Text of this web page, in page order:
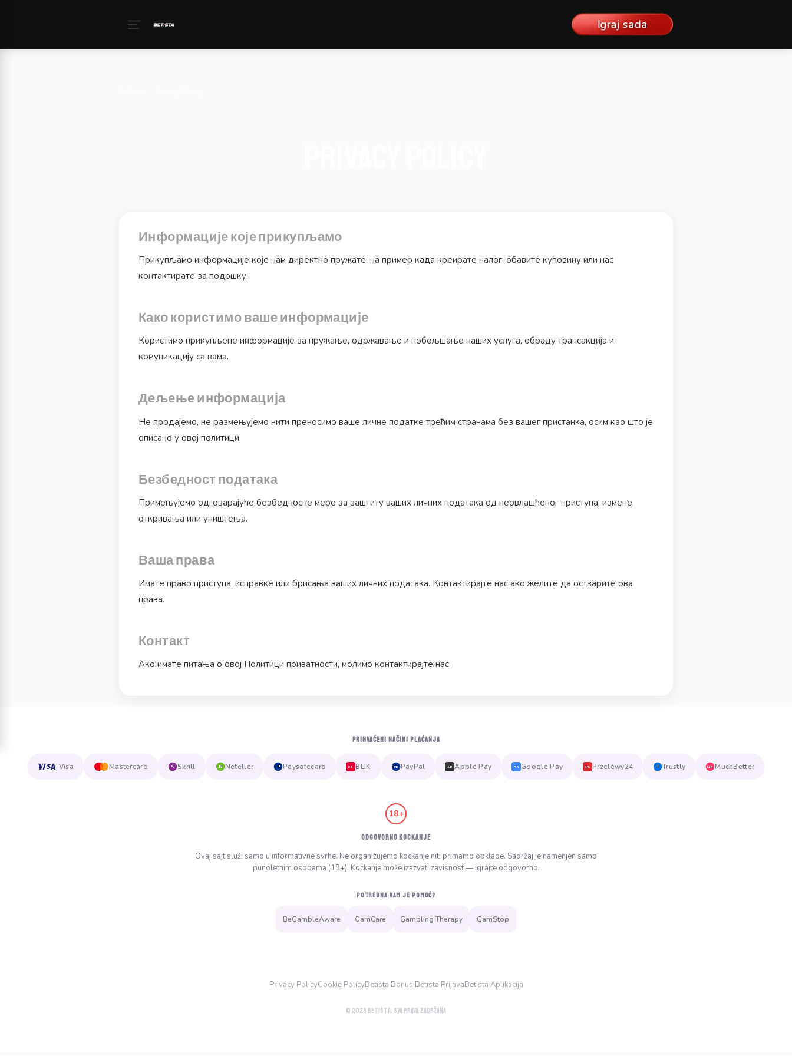
Igraj sada
Информације које прикупљамо
Прикупљамо информације које нам директно пружате, на пример када креирате налог, обавите куповину или нас
контактирате за подршку.
Како користимо ваше информације
Користимо прикупљене информације за пружање, одржавање и побољшање наших услуга, обраду трансакција и
комуникацију са вама.
Дељење информација
Не продајемо, не размењујемо нити преносимо ваше личне податке трећим странама без вашег пристанка, осим као што је
описано у овој политици.
Безбедност података
Примењујемо одговарајуће безбедносне мере за заштиту ваших личних података од неовлашћеног приступа, измене,
откривања или уништења.
Ваша права
Имате право приступа, исправке или брисања ваших личних података. Контактирајте нас ако желите да остварите ова
права.
Контакт
Ако имате питања о овој Политици приватности, молимо контактирајте нас.
PRIHVAĆENI NAČINI PLAĆANJA
Visa Mastercard S Skrill N Neteller P Paysafecard BL BLIK PP PayPal AP Apple Pay GP Google Pay P24 Przelewy24 T Trustly MB MuchBetter
18+
ODGOVORNO KOCKANJE
Ovaj sajt služi samo u informativne svrhe. Ne organizujemo kockanje niti primamo opklade. Sadržaj je namenjen samo
punoletnim osobama (18+). Kockanje može izazvati zavisnost — igrajte odgovorno.
POTREBNA VAM JE POMOĆ?
BeGambleAware GamCare Gambling Therapy GamStop
Privacy PolicyCookie PolicyBetista BonusiBetista PrijavaBetista Aplikacija
© 2026 Betista. Sva prava zadržana